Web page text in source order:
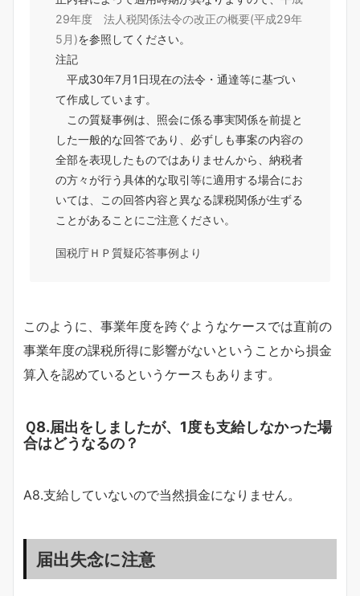
29年度 法人税関係法令の改正の概要(平成29年
5月)を参照してください。
注記
平成30年7月1日現在の法令・通達等に基づい
て作成しています。
この質疑事例は、照会に係る事実関係を前提と
した一般的な回答であり、必ずしも事案の内容の
全部を表現したものではありませんから、納税者
の方々が行う具体的な取引等に適用する場合にお
いては、この回答内容と異なる課税関係が生ずる
ことがあることにご注意ください。
国税庁ＨＰ質疑応答事例より
このように、事業年度を跨ぐようなケースでは直前の
事業年度の課税所得に影響がないということから損金
算入を認めているというケースもあります。
Ｑ8.届出をしましたが、1度も支給しなかった場
合はどうなるの？
A8.支給していないので当然損金になりません。
届出失念に注意